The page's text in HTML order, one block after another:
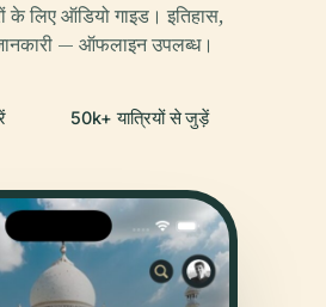
के लिए ऑडियो गाइड। इतिहास,
— ऑफलाइन उपलब्ध।
50k+ यात्रियों से जुड़ें